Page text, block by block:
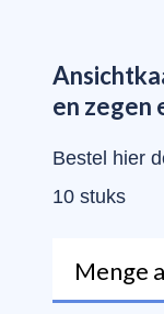
en zegen
Bestel hier
10 stuks